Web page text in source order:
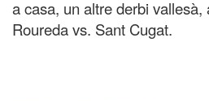
a casa, un altre derbi vallesà,
Roureda vs. Sant Cugat.